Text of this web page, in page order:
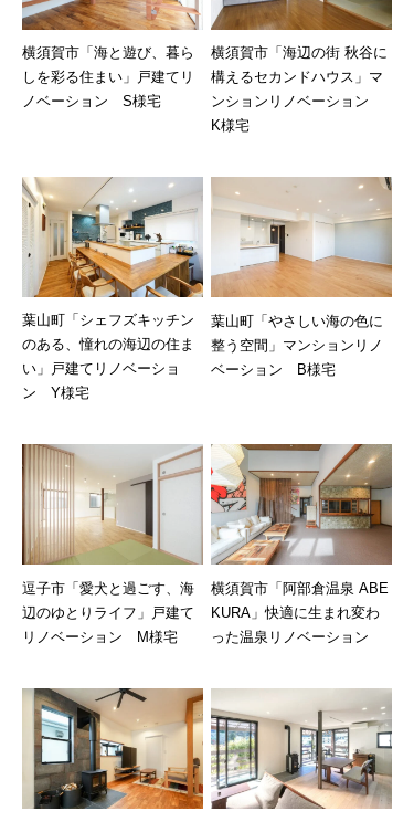
横須賀市「海と遊び、暮ら
しを彩る住まい」戸建てリ
ノベーション S様宅
横須賀市「海辺の街 秋谷に
構えるセカンドハウス」マ
ンションリノベーション
K様宅
葉山町「シェフズキッチン
のある、憧れの海辺の住ま
い」戸建てリノベーショ
ン Y様宅
葉山町「やさしい海の色に
整う空間」マンションリノ
ベーション B様宅
逗子市「愛犬と過ごす、海
辺のゆとりライフ」戸建て
リノベーション M様宅
横須賀市「阿部倉温泉 ABE
KURA」快適に生まれ変わ
った温泉リノベーション